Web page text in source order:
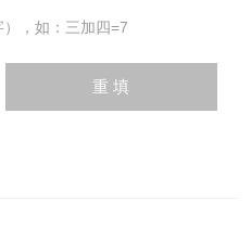
，如：三加四=7